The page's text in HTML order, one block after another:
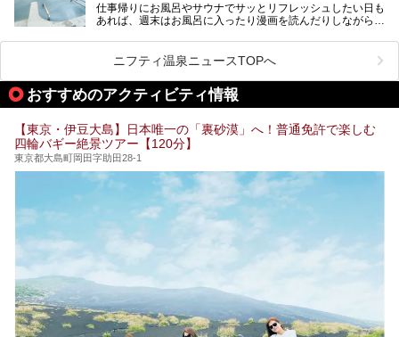
最近では、男性専用施設だけでなく、カップルや女性に嬉し
い個室サウナも増えてきました。
ら、特におすすめしたい施設14選をご紹介します。
してみてください。
仕事帰りにお風呂やサウナでサッとリフレッシュしたい日も
あれば、週末はお風呂に入ったり漫画を読んだりしながら一
また、終電を逃してしまい、「このまま朝までゆっくりでき
る場所があれば」と探した経験がある人も多いのではないで
しょうか。
そこで本記事では、東京でおすすめのスーパー銭湯を、目的
24時間営業で宿泊できる施設や、1,000円以下で楽しめる安
い施設、デートや休日レジャーにもぴったりなエンタメ要素
が充実した施設など、利用のシーンに合わせて参考にしてく
ださい。
ニフティ温泉ニュースTOPへ
おすすめのアクティビティ情報
【東京・伊豆大島】日本唯一の「裏砂漠」へ！普通免許で楽しむ
四輪バギー絶景ツアー【120分】
東京都大島町岡田字助田28-1